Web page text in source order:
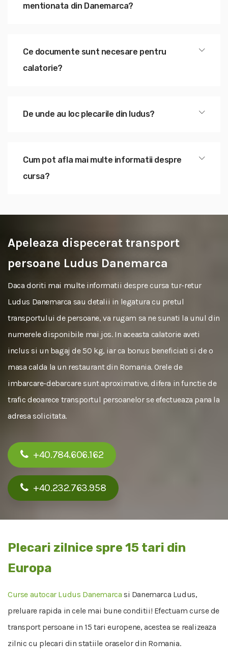
mentionata din Danemarca?
Ce documente sunt necesare pentru
calatorie?
De unde au loc plecarile din ludus?
Cum pot afla mai multe informatii despre
cursa?
Apeleaza dispecerat transport
persoane Ludus Danemarca
Daca doriti mai multe informatii despre cursa tur-retur
Ludus Danemarca sau detalii in legatura cu pretul
transportului de persoane, va rugam sa ne sunati la unul din
numerele disponibile mai jos. In aceasta calatorie aveti
inclus si un bagaj de 50 kg, iar ca bonus beneficiati si de o
masa calda la un restaurant din Romania. Orele de
imbarcare-debarcare sunt aproximative, difera in functie de
trafic deoarece transportul persoanelor se efectueaza pana la
adresa solicitata.
+40.784.606.162
+40.232.763.958
Plecari zilnice spre 15 tari din
Europa
Curse autocar Ludus Danemarca si Danemarca Ludus,
preluare rapida in cele mai bune conditii! Efectuam curse de
transport persoane in 15 tari europene, acestea se realizeaza
zilnic cu plecari din statiile oraselor din Romania.